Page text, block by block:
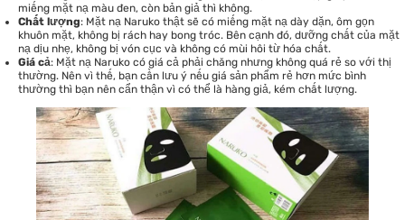
miếng mặt nạ màu đen, còn bản giả thì không.
Chất lượng: Mặt nạ Naruko thật sẽ có miếng mặt nạ dày dặn, ôm gọn
khuôn mặt, không bị rách hay bong tróc. Bên cạnh đó, dưỡng chất của mặt
nạ dịu nhẹ, không bị vón cục và không có mùi hôi từ hóa chất.
Giá cả: Mặt nạ Naruko có giá cả phải chăng nhưng không quá rẻ so với thị
thường. Nên vì thế, bạn cần lưu ý nếu giá sản phẩm rẻ hơn mức bình
thường thì bạn nên cẩn thận vì có thể là hàng giả, kém chất lượng.